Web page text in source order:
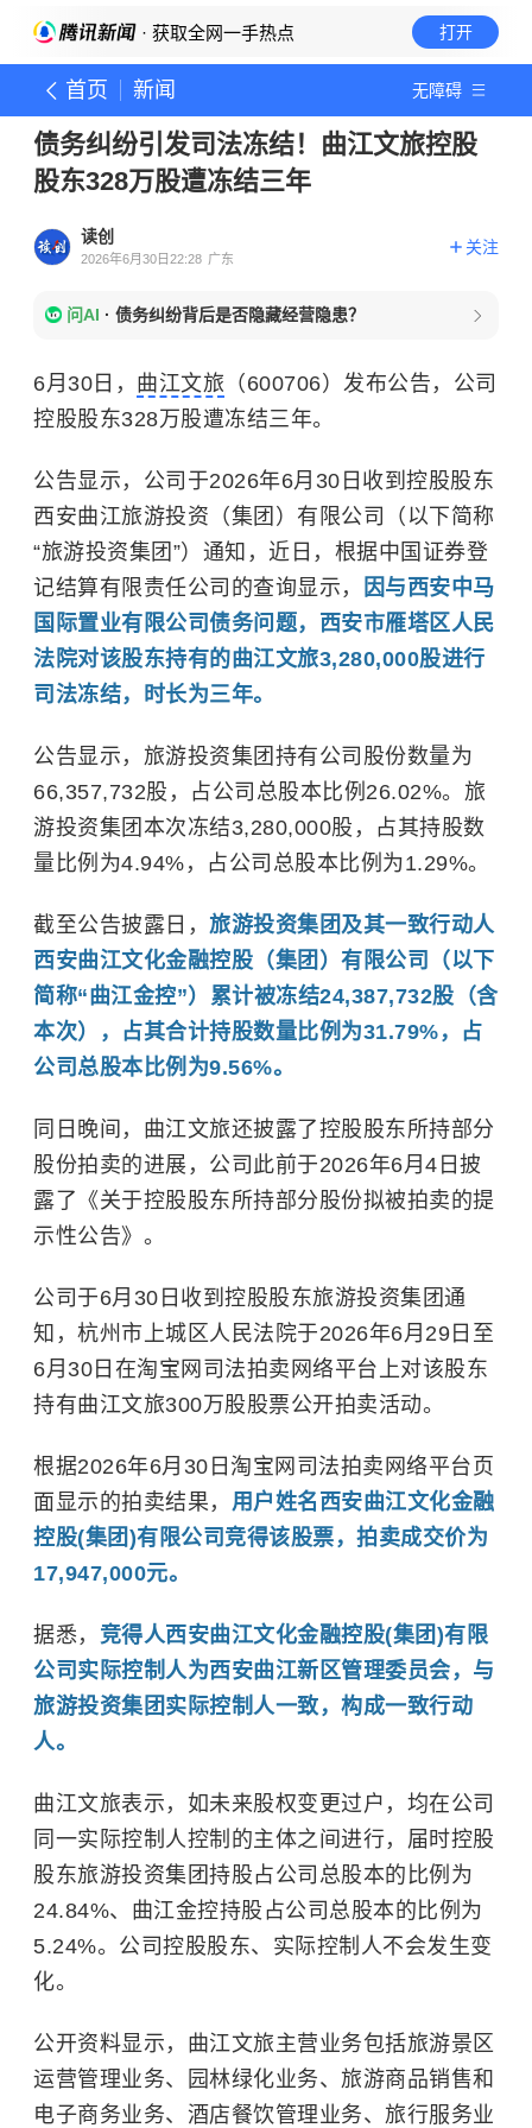
· 获取全网一手热点 打开
首页 新闻 无障碍
债务纠纷引发司法冻结！曲江文旅控股
股东328万股遭冻结三年
读创
2026年6月30日22:28 广东
关注
问AI · 债务纠纷背后是否隐藏经营隐患？
6月30日， 曲江文旅 （600706）发布公告，公司
控股股东328万股遭冻结三年。
公告显示，公司于2026年6月30日收到控股股东
西安曲江旅游投资（集团）有限公司（以下简称
“旅游投资集团”）通知，近日，根据中国证券登
记结算有限责任公司的查询显示，
因与西安中马
国际置业有限公司债务问题，西安市雁塔区人民
法院对该股东持有的曲江文旅3,280,000股进行
司法冻结，时长为三年。
公告显示，旅游投资集团持有公司股份数量为
66,357,732股，占公司总股本比例26.02%。旅
游投资集团本次冻结3,280,000股，占其持股数
量比例为4.94%，占公司总股本比例为1.29%。
截至公告披露日， 旅游投资集团及其一致行动人
西安曲江文化金融控股（集团）有限公司（以下
简称“曲江金控”）累计被冻结24,387,732股（含
本次），占其合计持股数量比例为31.79%，占
公司总股本比例为9.56%。
同日晚间，曲江文旅还披露了控股股东所持部分
股份拍卖的进展，公司此前于2026年6月4日披
露了《关于控股股东所持部分股份拟被拍卖的提
示性公告》。
公司于6月30日收到控股股东旅游投资集团通
知，杭州市上城区人民法院于2026年6月29日至
6月30日在淘宝网司法拍卖网络平台上对该股东
持有曲江文旅300万股股票公开拍卖活动。
根据2026年6月30日淘宝网司法拍卖网络平台页
面显示的拍卖结果， 用户姓名西安曲江文化金融
控股(集团)有限公司竞得该股票，拍卖成交价为
17,947,000元。
据悉， 竞得人西安曲江文化金融控股(集团)有限
公司实际控制人为西安曲江新区管理委员会，与
旅游投资集团实际控制人一致，构成一致行动
人。
曲江文旅表示，如未来股权变更过户，均在公司
同一实际控制人控制的主体之间进行，届时控股
股东旅游投资集团持股占公司总股本的比例为
24.84%、曲江金控持股占公司总股本的比例为
5.24%。公司控股股东、实际控制人不会发生变
化。
公开资料显示，曲江文旅主营业务包括旅游景区
运营管理业务、园林绿化业务、旅游商品销售和
电子商务业务、酒店餐饮管理业务、旅行服务业